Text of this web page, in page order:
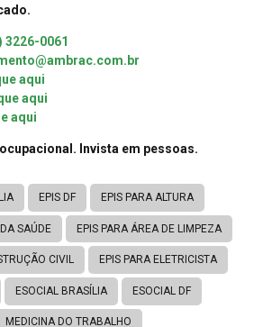
3226-0061
aqui
aqui
aqui
Invista em pessoas.
EPIS DF EPIS PARA ALTURA
SAÚDE EPIS PARA ÁREA DE LIMPEZA
CIVIL EPIS PARA ELETRICISTA
ESOCIAL BRASÍLIA ESOCIAL DF
MEDICINA DO TRABALHO